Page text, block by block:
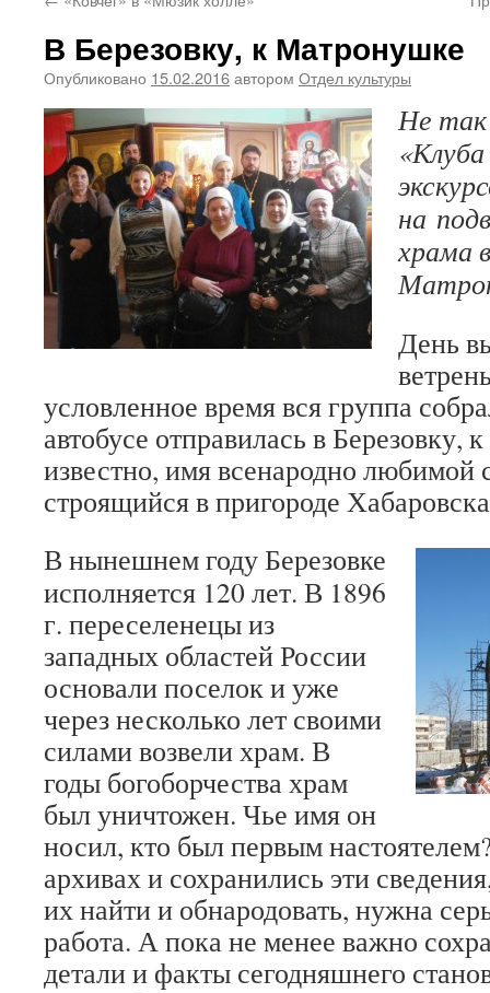
В Березовку, к Матронушке
Опубликовано 15.02.2016автором Отдел культуры
Не так
на
храма
День
условленное время вся группа
автобусе отправилась в
известно, имя всенародно любимой
строящийся в пригороде
В нынешнем году Березовке
исполняется 120 лет. В 1896
г. переселенецы из
западных областей России
основали поселок и уже
через несколько лет своими
силами возвели храм. В
годы богоборчества храм
был уничтожен. Чье имя он
носил, кто был первым
архивах и сохранились эти
их найти и обнародовать, нужна
работа. А пока не менее важно
детали и факты сегодняшнего